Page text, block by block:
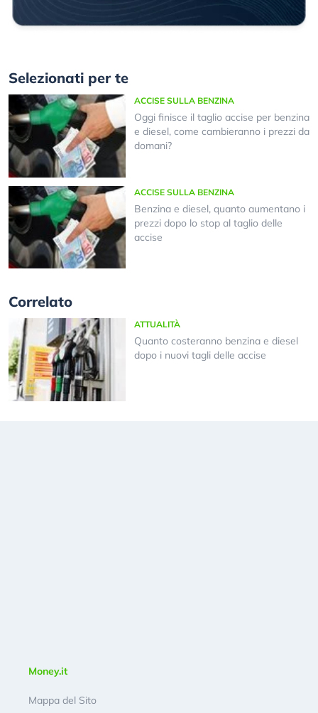
Selezionati per te
ACCISE SULLA BENZINA
Oggi finisce il taglio accise per benzina
e diesel, come cambieranno i prezzi da
domani?
ACCISE SULLA BENZINA
Benzina e diesel, quanto aumentano i
prezzi dopo lo stop al taglio delle
accise
Correlato
ATTUALITÀ
Quanto costeranno benzina e diesel
dopo i nuovi tagli delle accise
Money.it
Mappa del Sito